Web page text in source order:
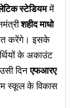
स्टेडियममें
शहीद माधो
करेंगे। इसके
के अकाउंट
दिनएफआरए
स्कूल के विकास